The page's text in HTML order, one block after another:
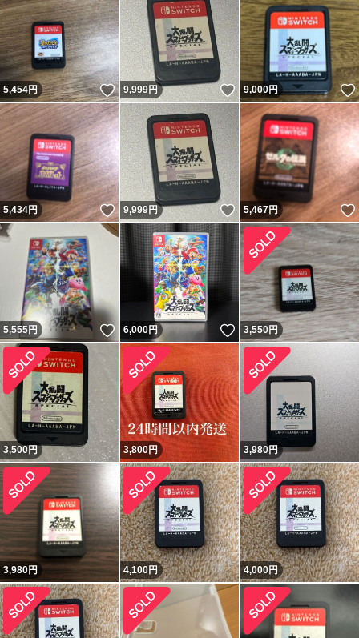
5,454円 いいね！
9,999円 いいね！
9,000円
5,434円 いいね！
9,999円 いいね！
5,467円
5,555円 いいね！
6,000円 いいね！
3,550円
3,500円 3,800円 3,980円
3,980円 4,100円 4,000円